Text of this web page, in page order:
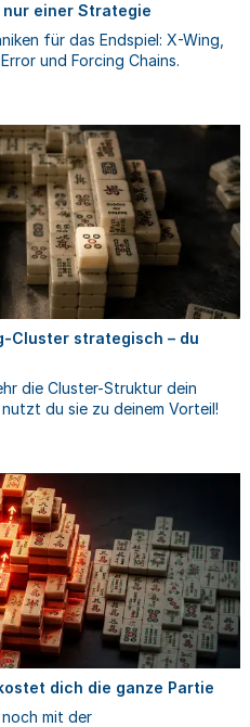
einer Strategie
für das Endspiel: X-Wing,
und Forcing Chains.
Cluster strategisch – du
die Cluster-Struktur dein
du sie zu deinem Vorteil!
dich die ganze Partie
mit der